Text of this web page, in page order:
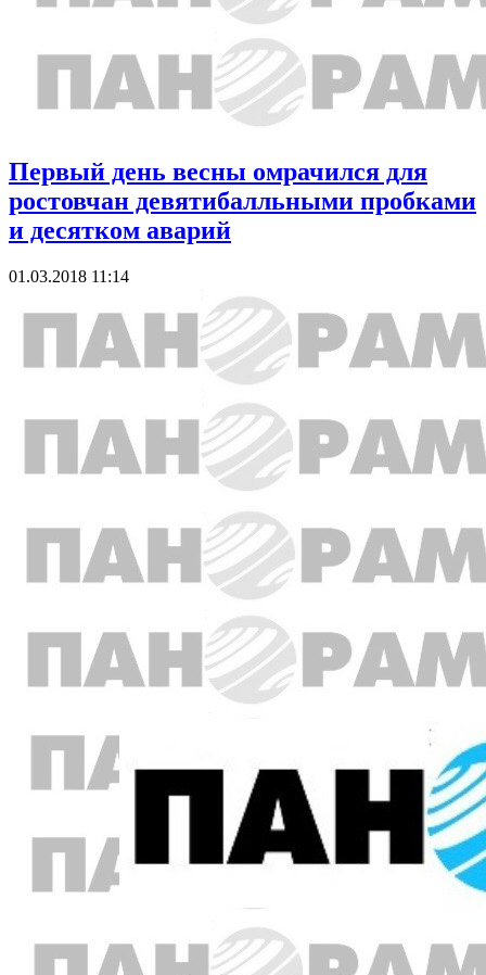
Первый день весны омрачилcя для
ростовчан девятибалльными пробками
и десятком аварий
01.03.2018 11:14